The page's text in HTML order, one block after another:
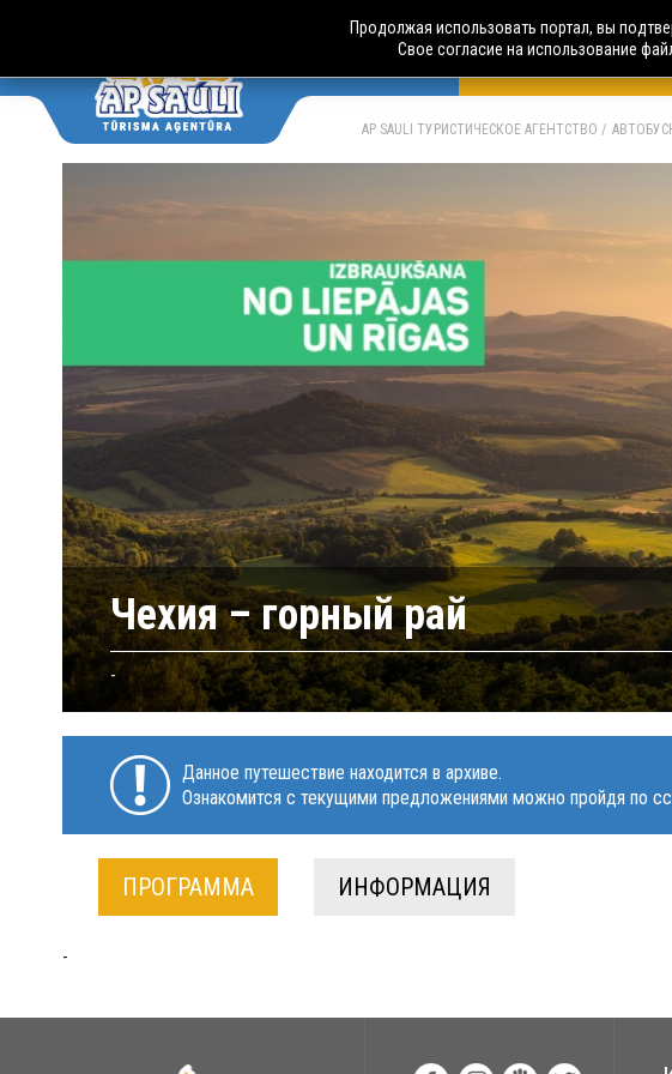
АВТОБУСНЫЕ ТУРЫ
AP SAULI ТУРИСТИЧЕСКОЕ АГЕНТСТВО
Чехия – горный рай
-
Данное путешествие находится в архиве.
Ознакомится с текущими предложениями можно пройдя по
ПРОГРАММА ИНФОРМАЦИЯ
-
Продолжая использовать портал, вы
Свое согласие на использование